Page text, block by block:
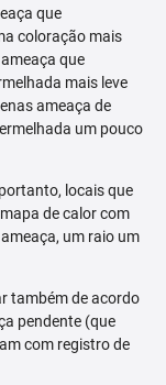
que
coloração mais
que
mais leve
ameaça de
um pouco
locais que
de calor com
um raio um
também de acordo
pendente (que
com registro de